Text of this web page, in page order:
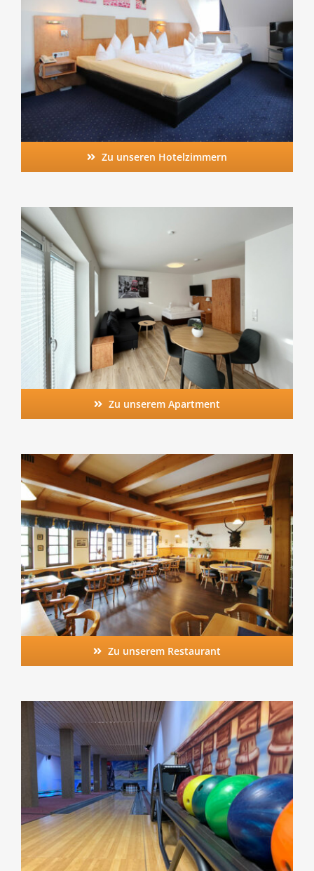
Zu unseren Hotelzimmern
Zu unserem Apartment
Zu unserem Restaurant